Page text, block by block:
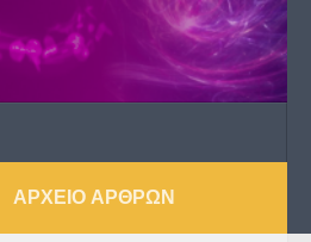
ΑΡΧΕΊΟ ΆΡΘΡΩΝ